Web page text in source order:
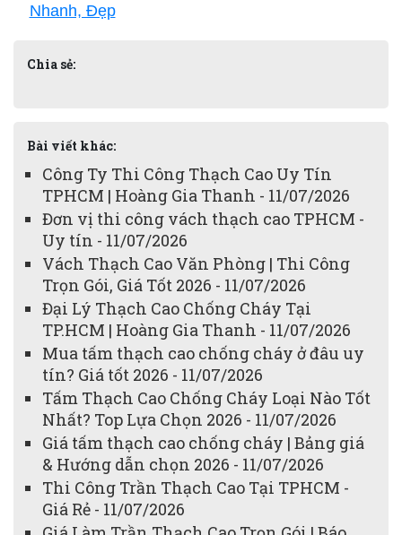
Nhanh, Đẹp
Chia sẻ:
Bài viết khác:
Công Ty Thi Công Thạch Cao Uy Tín
TPHCM | Hoàng Gia Thanh - 11/07/2026
Đơn vị thi công vách thạch cao TPHCM -
Uy tín - 11/07/2026
Vách Thạch Cao Văn Phòng | Thi Công
Trọn Gói, Giá Tốt 2026 - 11/07/2026
Đại Lý Thạch Cao Chống Cháy Tại
TP.HCM | Hoàng Gia Thanh - 11/07/2026
Mua tấm thạch cao chống cháy ở đâu uy
tín? Giá tốt 2026 - 11/07/2026
Tấm Thạch Cao Chống Cháy Loại Nào Tốt
Nhất? Top Lựa Chọn 2026 - 11/07/2026
Giá tấm thạch cao chống cháy | Bảng giá
& Hướng dẫn chọn 2026 - 11/07/2026
Thi Công Trần Thạch Cao Tại TPHCM -
Giá Rẻ - 11/07/2026